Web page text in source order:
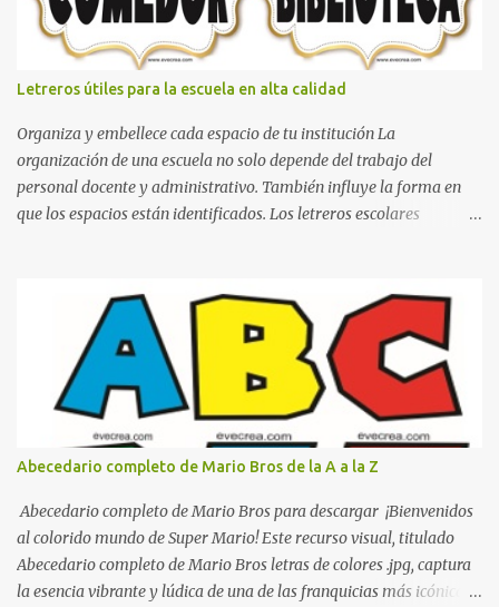
Letreros útiles para la escuela en alta calidad
Organiza y embellece cada espacio de tu institución La
organización de una escuela no solo depende del trabajo del
personal docente y administrativo. También influye la forma en
que los espacios están identificados. Los letreros escolares
decorativo que hace que la institución luzca más ordenada,
moderna y acogedora. Pensando en esta necesidad, he diseñado
una colección de letreros útiles para la escuela con un estilo
elegante, fácil de leer y listo para imprimir en alta calidad. Su
diseño busca combinar funcionalidad y estética, logrando que
cualquier institución educativa proyecte una imagen más
organizada y profesional. ¿Por qué son importantes los letreros
escolares? En una escuela conviven diariamente cientos de
personas. Para quienes visitan la institución por primera vez,
encontrar la biblioteca, la dirección o un aula específica puede
resultar c...
Abecedario completo de Mario Bros de la A a la Z
Abecedario completo de Mario Bros para descargar ¡Bienvenidos
al colorido mundo de Super Mario! Este recurso visual, titulado
Abecedario completo de Mario Bros letras de colores .jpg, captura
la esencia vibrante y lúdica de una de las franquicias más icónicas